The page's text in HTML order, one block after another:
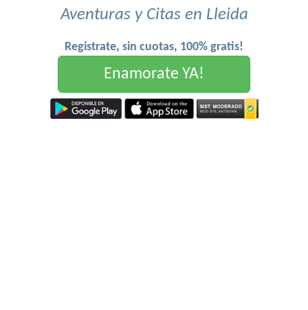
Aventuras y Citas en Lleida
Registrate, sin cuotas, 100% gratis!
Enamorate YA!